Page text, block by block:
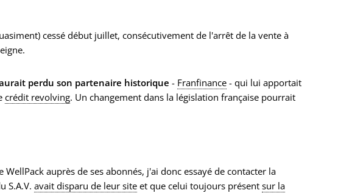
cessé début juillet, consécutivement de l'arrêt de la vente à
perdu son partenaire historique - Franfinance - qui lui apportait
crédit revolving. Un changement dans la législation française pourrait
auprès de ses abonnés, j'ai donc essayé de contacter la
S.A.V.avait disparu de leur site et que celui toujours présentsur la